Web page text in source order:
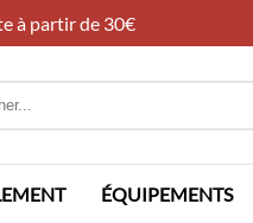
à partir de 30€
ÉQUIPEMENTS